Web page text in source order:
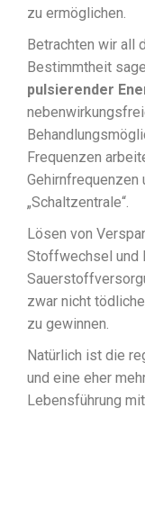
zu ermöglichen.
Betrachten wir all
Bestimmtheit
pulsierender
Frequenzen
Gehirnfrequenzen
„Schaltzentrale“.
Lösen von
Stoffwechsel und
zwar nicht
zu gewinnen.
Natürlich ist die
und eine eher
Lebensführung